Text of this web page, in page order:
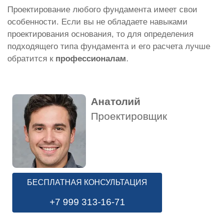
Проектирование любого фундамента имеет свои
особенности. Если вы не обладаете навыками
проектирования основания, то для определения
подходящего типа фундамента и его расчета лучше
обратится к профессионалам.
Анатолий
Проектировщик
БЕСПЛАТНАЯ КОНСУЛЬТАЦИЯ
+7 999 313-16-71